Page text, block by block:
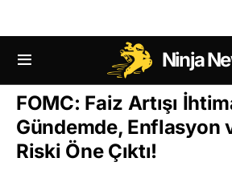
Ninja
MAKRO EKONOMI HABERLERI
FOMC: Faiz Artışı
Gündemde, Enflasyon
Riski Öne Çıktı!